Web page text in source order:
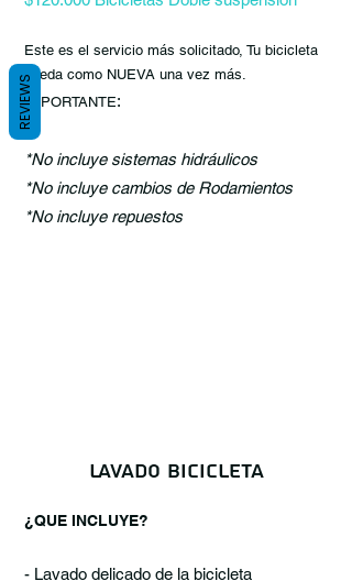
Este es el servicio más solicitado, Tu bicicleta
queda como NUEVA una vez más.
IMPORTANTE:
*No incluye sistemas hidráulicos
*No incluye cambios de Rodamientos
*No incluye repuestos
LAVADO BICICLETA
¿QUE INCLUYE?
- Lavado delicado de la bicicleta
REVIEWS